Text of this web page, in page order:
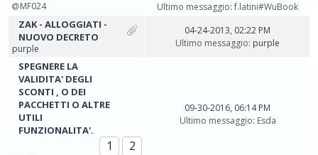
MF024
Ultimo messaggio: f.latini#WuBook
ZAK - ALLOGGIATI -
NUOVO DECRETO
purple
04-24-2013, 02:22 PM
Ultimo messaggio: purple
SPEGNERE LA
VALIDITA' DEGLI
SCONTI , O DEI
PACCHETTI O ALTRE
UTILI
FUNZIONALITA'.
1 2
09-30-2016, 06:14 PM
Ultimo messaggio: Esda